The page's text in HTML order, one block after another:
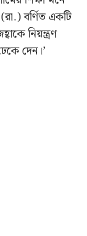
বর্ণিত একটি
নিয়ন্ত্রণ
দেন।’